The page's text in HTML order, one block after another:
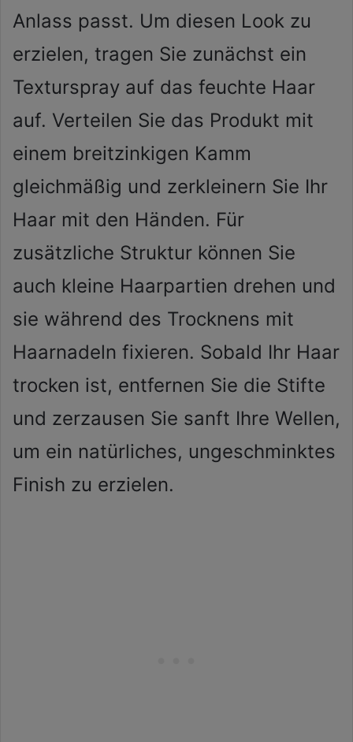
Anlass passt. Um diesen Look zu
erzielen, tragen Sie zunächst ein
Texturspray auf das feuchte Haar
auf. Verteilen Sie das Produkt mit
einem breitzinkigen Kamm
gleichmäßig und zerkleinern Sie Ihr
Haar mit den Händen. Für
zusätzliche Struktur können Sie
auch kleine Haarpartien drehen und
sie während des Trocknens mit
Haarnadeln fixieren. Sobald Ihr Haar
trocken ist, entfernen Sie die Stifte
und zerzausen Sie sanft Ihre Wellen,
um ein natürliches, ungeschminktes
Finish zu erzielen.